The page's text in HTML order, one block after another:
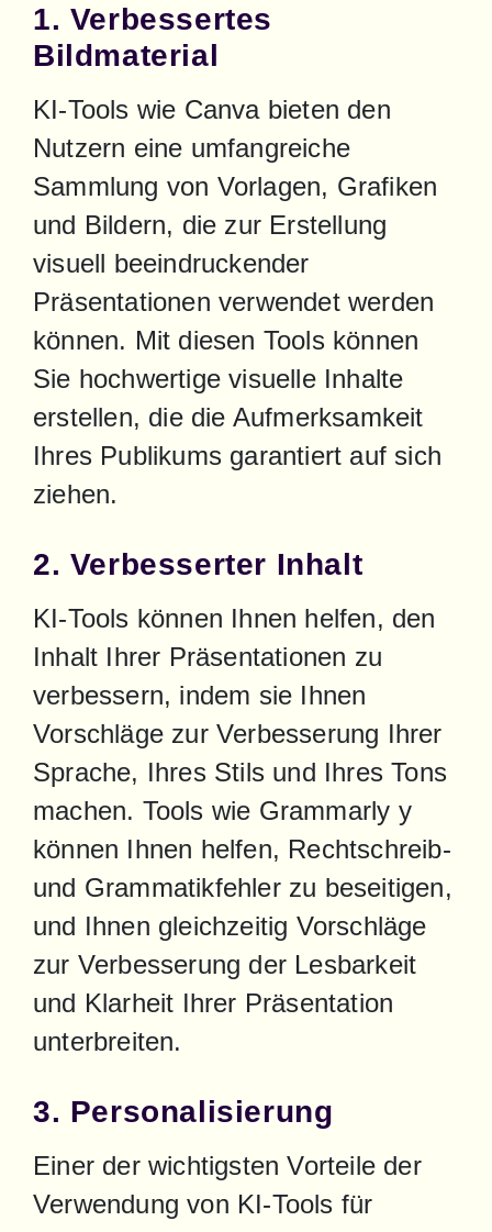
1. Verbessertes
Bildmaterial
KI-Tools wie Canva bieten den
Nutzern eine umfangreiche
Sammlung von Vorlagen, Grafiken
und Bildern, die zur Erstellung
visuell beeindruckender
Präsentationen verwendet werden
können. Mit diesen Tools können
Sie hochwertige visuelle Inhalte
erstellen, die die Aufmerksamkeit
Ihres Publikums garantiert auf sich
ziehen.
2. Verbesserter Inhalt
KI-Tools können Ihnen helfen, den
Inhalt Ihrer Präsentationen zu
verbessern, indem sie Ihnen
Vorschläge zur Verbesserung Ihrer
Sprache, Ihres Stils und Ihres Tons
machen. Tools wie Grammarly y
können Ihnen helfen, Rechtschreib-
und Grammatikfehler zu beseitigen,
und Ihnen gleichzeitig Vorschläge
zur Verbesserung der Lesbarkeit
und Klarheit Ihrer Präsentation
unterbreiten.
3. Personalisierung
Einer der wichtigsten Vorteile der
Verwendung von KI-Tools für